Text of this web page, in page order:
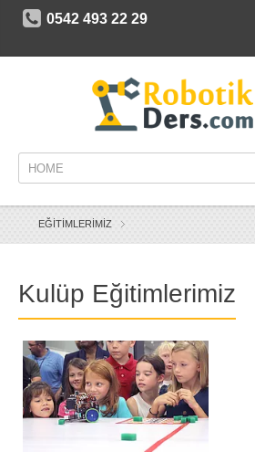
0542 493 22 29
HOME
EĞİTİMLERİMİZ
Kulüp Eğitimlerimiz